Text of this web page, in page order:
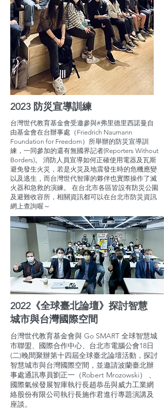
2023 防災宣導訓練
台灣世代教育基金會受邀參與#弗里德里西諾曼自
由基金會在台辦事處（Friedrich Naumann
Foundation for Freedom）所舉辦的防災宣導訓
練，一同參加的還有無國界記者(Reporters Without
Borders)。 消防人員宣導如何正確使用電器及瓦斯
避免發生火災，若是火災及地震發生時的危機應變
以及逃生，而台灣世代智庫的夥伴也實際操作了滅
火器和急救的演練。 在台北市各區皆設有防災公園
及避難收容所，相關資訊都可以在台北市防災資訊
網上查詢喔～
2022《全球臺北論壇》探討智慧
城市與台灣國際空間
台灣世代教育基金會與 Go SMART 全球智慧城
市聯盟、國際合作中心、台北市電腦公會18日
(二)晚間聚辦第十四屆全球臺北論壇活動，探討
智慧城市與台灣國際空間，並邀請波蘭臺北辦
事處通訊專員劉正一（Robert Mrozowski） 、
國際氣候發展智庫執行長趙恭岳與威力工業網
絡股份有限公司執行長施作君進行專題演講及
座談。